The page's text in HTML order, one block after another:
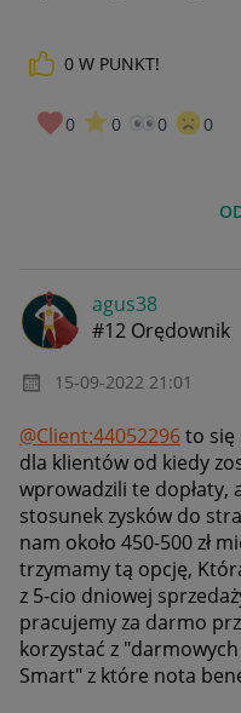
0 W PUNKT!
0 0 0 0
agus38
#12 Orędownik
‎15-09-2022 21:01
@Client:44052296to się
dla klientów od kiedy
wprowadzili te dopłaty,
stosunek zysków do
nam około 450-500 zł
trzymamy tą opcję,
z 5-cio dniowej
pracujemy za darmo
korzystać z
Smart" z które nota